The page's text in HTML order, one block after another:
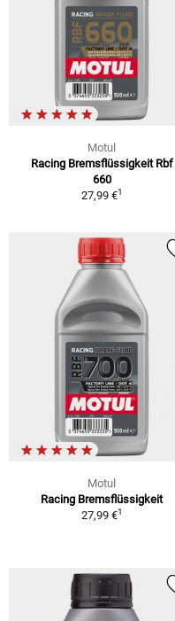
Motul
Racing Bremsflüssigkeit Rbf
660
27,99 €1
Motul
Racing Bremsflüssigkeit
27,99 €1